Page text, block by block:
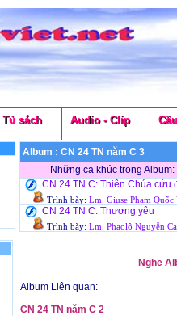
Tủ sách Audio - Clip
Album : CN 24 TN năm C 3
Những ca khúc trong
CN 24 TN C: Thiên Chúa cứu
Trình bày: Lm. Giuse Phạm Quốc
CN 24 TN C: Thương yêu
Trình bày: Lm. Phaolô Nguyễn
Nghe
Album Liên quan:
CN 24 TN năm C 2